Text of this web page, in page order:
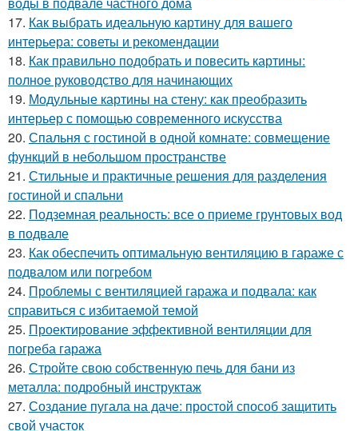
17. Как выбрать идеальную картину для вашего
интерьера: советы и рекомендации
18. Как правильно подобрать и повесить картины:
полное руководство для начинающих
19. Модульные картины на стену: как преобразить
интерьер с помощью современного искусства
20. Спальня с гостиной в одной комнате: совмещение
функций в небольшом пространстве
21. Стильные и практичные решения для разделения
гостиной и спальни
22. Подземная реальность: все о приеме грунтовых вод
в подвале
23. Как обеспечить оптимальную вентиляцию в гараже с
подвалом или погребом
24. Проблемы с вентиляцией гаража и подвала: как
справиться с избитаемой темой
25. Проектирование эффективной вентиляции для
погреба гаража
26. Стройте свою собственную печь для бани из
металла: подробный инструктаж
27. Создание пугала на даче: простой способ защитить
свой участок